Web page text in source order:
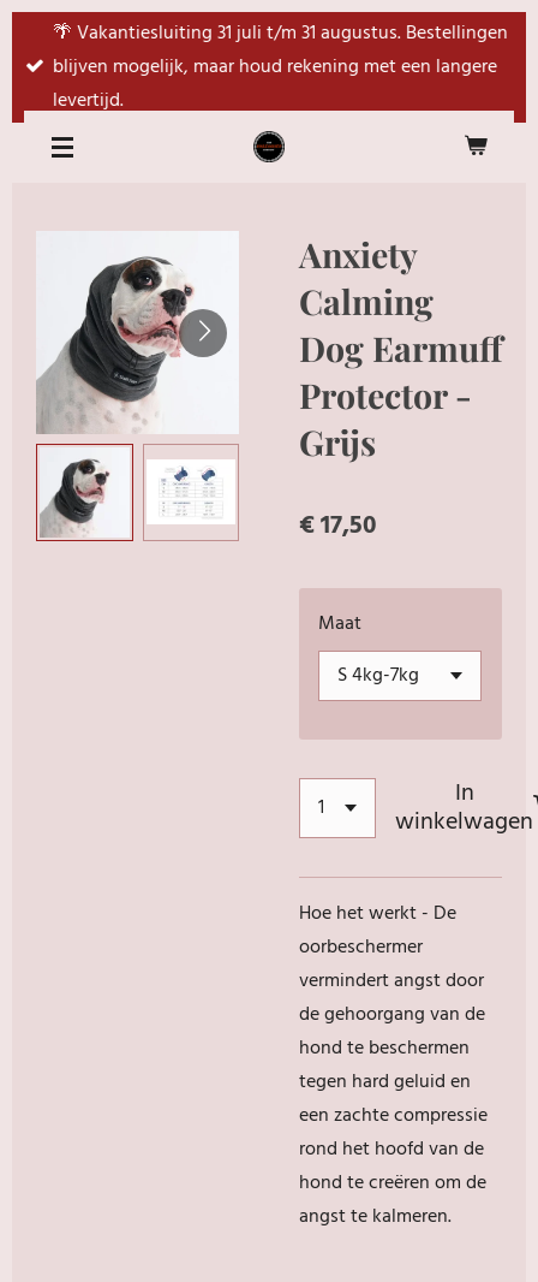
direct
de
hoofdinhoud
🌴 Vakantiesluiting 31 juli t/m 31 augustus. Bestellingen
blijven mogelijk, maar houd rekening met een langere
levertijd.
Anxiety
Calming
Dog Earmuff
Protector -
Grijs
€ 17,50
Maat
In
winkelwagen
Hoe het werkt - De
oorbeschermer
vermindert angst door
de gehoorgang van de
hond te beschermen
tegen hard geluid en
een zachte compressie
rond het hoofd van de
hond te creëren om de
angst te kalmeren.